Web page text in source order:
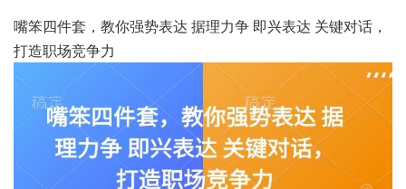
嘴笨四件套，教你强势表达 据理力争 即兴表达 关键对话，
打造职场竞争力